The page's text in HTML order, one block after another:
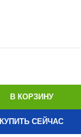
В КОРЗИНУ
КУПИТЬ СЕЙЧАС